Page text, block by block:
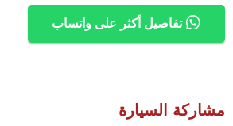
تفاصيل أكثر على واتساب
مشاركة السيارة